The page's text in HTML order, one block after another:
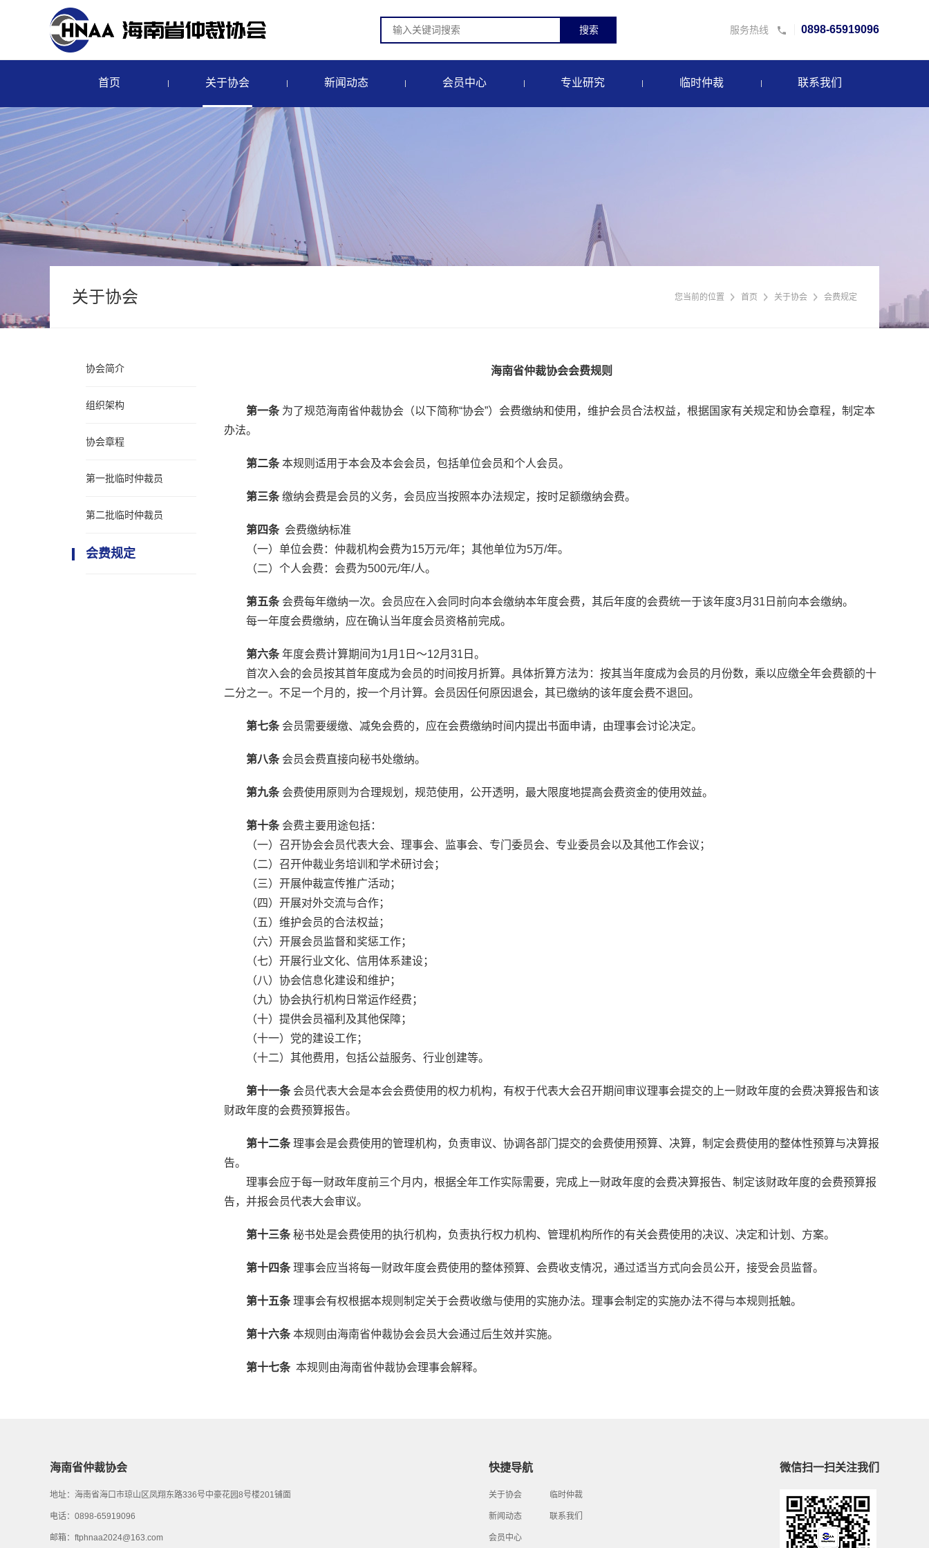
服务热线 0898-65919096
首页 关于协会 新闻动态 会员中心 专业研究 临时仲裁 联系我们
关于协会 您当前的位置 首页 关于协会 会费规定
协会简介
组织架构
协会章程
第一批临时仲裁员
第二批临时仲裁员
会费规定
海南省仲裁协会会费规则
第一条为了规范海南省仲裁协会（以下简称“协会”）会费缴纳和使用，维护会员合法权益，根据国家有关规定和协会章程，制定本
办法。
第二条本规则适用于本会及本会会员，包括单位会员和个人会员。
第三条缴纳会费是会员的义务，会员应当按照本办法规定，按时足额缴纳会费。
第四条会费缴纳标准
（一）单位会费：仲裁机构会费为15万元/年；其他单位为5万/年。
（二）个人会费：会费为500元/年/人。
第五条会费每年缴纳一次。会员应在入会同时向本会缴纳本年度会费，其后年度的会费统一于该年度3月31日前向本会缴纳。
每一年度会费缴纳，应在确认当年度会员资格前完成。
第六条年度会费计算期间为1月1日～12月31日。
首次入会的会员按其首年度成为会员的时间按月折算。具体折算方法为：按其当年度成为会员的月份数，乘以应缴全年会费额的十
二分之一。不足一个月的，按一个月计算。会员因任何原因退会，其已缴纳的该年度会费不退回。
第七条会员需要缓缴、减免会费的，应在会费缴纳时间内提出书面申请，由理事会讨论决定。
第八条会员会费直接向秘书处缴纳。
第九条会费使用原则为合理规划，规范使用，公开透明，最大限度地提高会费资金的使用效益。
第十条会费主要用途包括：
（一）召开协会会员代表大会、理事会、监事会、专门委员会、专业委员会以及其他工作会议；
（二）召开仲裁业务培训和学术研讨会；
（三）开展仲裁宣传推广活动；
（四）开展对外交流与合作；
（五）维护会员的合法权益；
（六）开展会员监督和奖惩工作；
（七）开展行业文化、信用体系建设；
（八）协会信息化建设和维护；
（九）协会执行机构日常运作经费；
（十）提供会员福利及其他保障；
（十一）党的建设工作；
（十二）其他费用，包括公益服务、行业创建等。
第十一条会员代表大会是本会会费使用的权力机构，有权于代表大会召开期间审议理事会提交的上一财政年度的会费决算报告和该
财政年度的会费预算报告。
第十二条理事会是会费使用的管理机构，负责审议、协调各部门提交的会费使用预算、决算，制定会费使用的整体性预算与决算报
告。
理事会应于每一财政年度前三个月内，根据全年工作实际需要，完成上一财政年度的会费决算报告、制定该财政年度的会费预算报
告，并报会员代表大会审议。
第十三条秘书处是会费使用的执行机构，负责执行权力机构、管理机构所作的有关会费使用的决议、决定和计划、方案。
第十四条理事会应当将每一财政年度会费使用的整体预算、会费收支情况，通过适当方式向会员公开，接受会员监督。
第十五条理事会有权根据本规则制定关于会费收缴与使用的实施办法。理事会制定的实施办法不得与本规则抵触。
第十六条本规则由海南省仲裁协会会员大会通过后生效并实施。
第十七条本规则由海南省仲裁协会理事会解释。
海南省仲裁协会
地址：海南省海口市琼山区凤翔东路336号中豪花园8号楼201铺面
电话：0898-65919096
邮箱：ftphnaa2024@163.com
快捷导航
关于协会
新闻动态
会员中心
临时仲裁
联系我们
微信扫一扫关注我们